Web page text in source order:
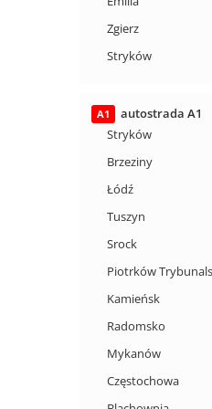
Zgierz
Stryków
A1
autostrada A1
Stryków
Brzeziny
Łódź
Tuszyn
Srock
Piotrków
Kamieńsk
Radomsko
Mykanów
Częstochowa